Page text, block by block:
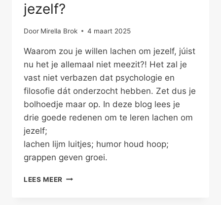
jezelf?
Door Mirella Brok 4 maart 2025
Waarom zou je willen lachen om jezelf, júist
nu het je allemaal niet meezit?! Het zal je
vast niet verbazen dat psychologie en
filosofie dát onderzocht hebben. Zet dus je
bolhoedje maar op. In deze blog lees je
drie goede redenen om te leren lachen om
jezelf;
lachen lijm luitjes; humor houd hoop;
grappen geven groei.
LEES MEER WAAROM